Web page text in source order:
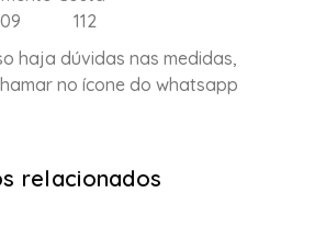
112
haja dúvidas nas medidas,
no ícone do whatsapp
relacionados